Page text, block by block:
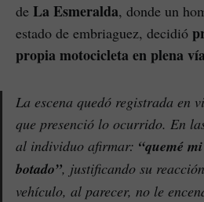
de La Esmeralda, donde un
estado de embriaguez, decidió
propia motocicleta en plena
La escena quedó registrada en
que presenció lo ocurrido. En
al individuo afirmar: “quemé
botado”, justificando su
vehículo, al parecer, no le